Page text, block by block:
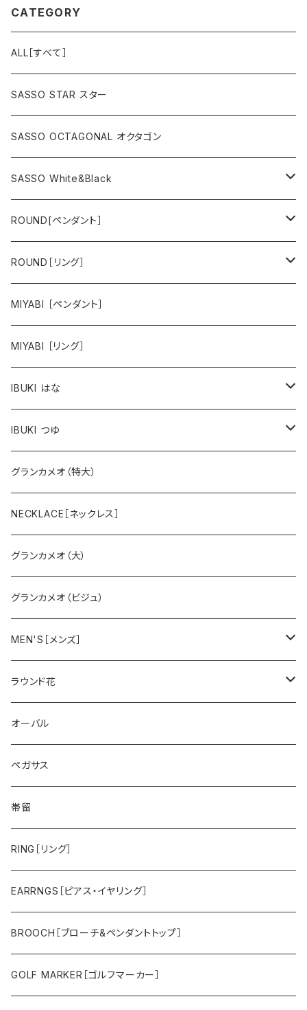
CATEGORY
ALL［すべて］
SASSO STAR スター
SASSO OCTAGONAL オクタゴン
SASSO White&Black
スター
オクタゴン
ROUND[ペンダント］
hana
animal
ROUND［リング］
hana
animal
MIYABI ［ペンダント］
MIYABI ［リング］
IBUKI はな
スミレ
バラ
スズラン
IBUKI つゆ
大
小
グランカメオ（特大）
NECKLACE［ネックレス］
グランカメオ（大）
グランカメオ（ビジュ）
MEN'S［メンズ］
ペガサス
ゴールドライオン
帆船
鷲
タツノオトシゴ
トラ
その他のメンズアイテム
ラウンド花
スミレ
バラ
スズラン
カトレア
ユリ
アジサイ
ツバキ
オーバル
ペガサス
帯留
RING［リング］
EARRNGS［ピアス・イヤリング］
BROOCH［ブローチ&ペンダントトップ］
GOLF MARKER［ゴルフマーカー］